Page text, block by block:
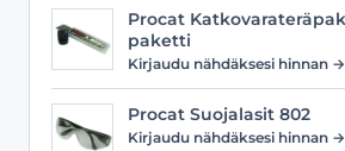
Procat
paketti
Kirjaudu nähdäksesi hinnan →
Procat Suojalasit 802
Kirjaudu nähdäksesi hinnan →